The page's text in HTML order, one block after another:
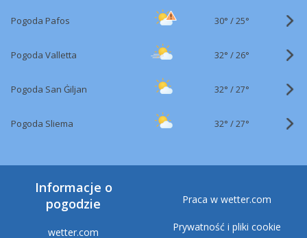
Pogoda Pafos 30° /25°
Pogoda Valletta 32° /26°
Pogoda San Ġiljan 32° /27°
Pogoda Sliema 32° /27°
Informacje o
pogodzie
wetter.com
Praca w wetter.com
Prywatność i pliki cookie